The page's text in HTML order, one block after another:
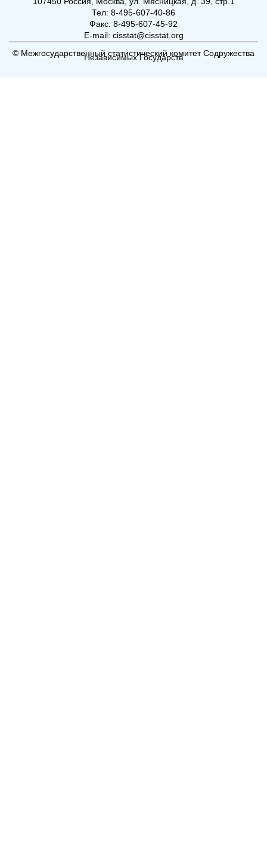
Тел: 8-495-607-40-86
Факс: 8-495-607-45-92
E-mail: cisstat@cisstat.org
© Межгосударственный статистический комитет Содружества
Независимых Государств